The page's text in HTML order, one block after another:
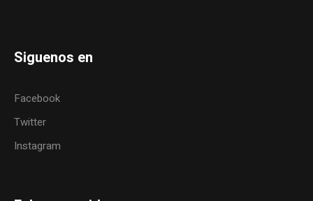
Siguenos en
Facebook
Twitter
Instagram